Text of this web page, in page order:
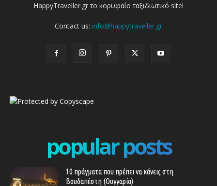
HappyTraveller.gr το κορυφαίο ταξιδιωτικό site!
Contact us: info@happytraveller.gr
popular posts
10 πράγματα που πρέπει να κάνεις στη
Βουδαπέστη (Ουγγαρία)